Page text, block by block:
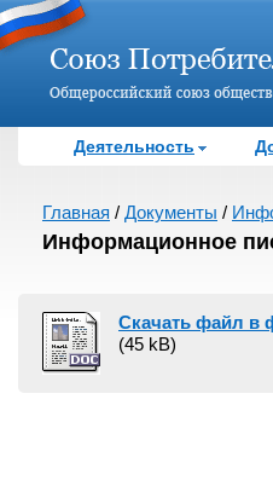
Деятельность
Главная / Документы /
Информационное
Скачать файл в
(45 kB)